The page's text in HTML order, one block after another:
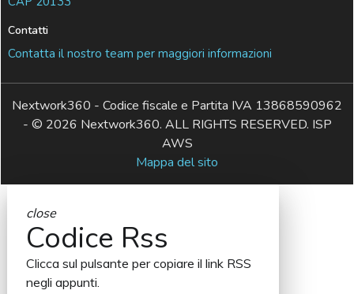
Contatti
Contatta il nostro team per maggiori informazioni
Nextwork360 - Codice fiscale e Partita IVA 13868590962
- © 2026 Nextwork360. ALL RIGHTS RESERVED. ISP
AWS
Mappa del sito
close
Codice Rss
Clicca sul pulsante per copiare il link RSS
negli appunti.